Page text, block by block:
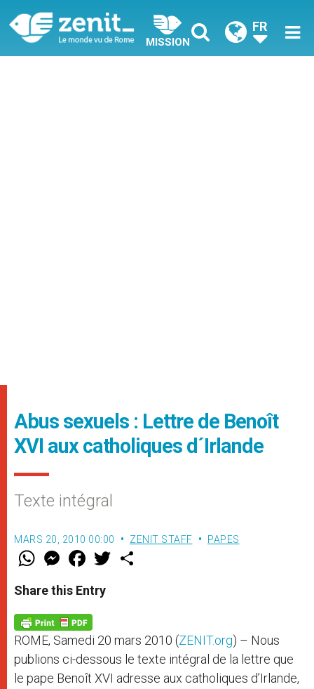
MISSION
FR
Abus sexuels : Lettre de Benoît
XVI aux catholiques d´Irlande
Texte intégral
MARS 20, 2010 00:00 ZENIT STAFF PAPES
W
t
s
p
p
M
e
s
e
g
e
r
F
a
e
b
o
k
w
Share this Entry
ROME, Samedi 20 mars 2010 (ZENIT.org) – Nous
publions ci-dessous le texte intégral de la lettre que
le pape Benoît XVI adresse aux catholiques d’Irlande,